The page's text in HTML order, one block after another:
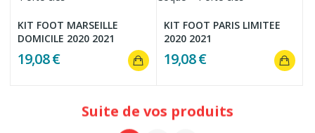
KIT FOOT MARSEILLE
DOMICILE 2020 2021
19,08 €
KIT FOOT PARIS LIMITEE
2020 2021
19,08 €